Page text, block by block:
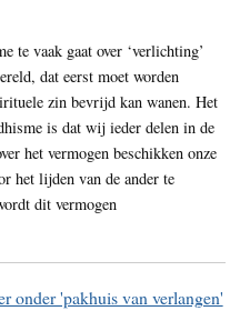
te vaak gaat over ‘verlichting’
dat eerst moet worden
zin bevrijd kan wanen. Het
is dat wij ieder delen in de
het vermogen beschikken onze
het lijden van de ander te
dit vermogen
onder 'pakhuis van verlangen'